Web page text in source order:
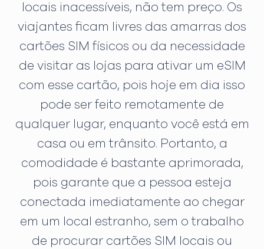
locais inacessíveis, não tem preço. Os
viajantes ficam livres das amarras dos
cartões SIM físicos ou da necessidade
de visitar as lojas para ativar um eSIM
com esse cartão, pois hoje em dia isso
pode ser feito remotamente de
qualquer lugar, enquanto você está em
casa ou em trânsito. Portanto, a
comodidade é bastante aprimorada,
pois garante que a pessoa esteja
conectada imediatamente ao chegar
em um local estranho, sem o trabalho
de procurar cartões SIM locais ou